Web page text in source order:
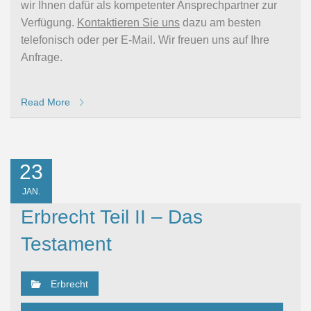
wir Ihnen dafür als kompetenter Ansprechpartner zur
Verfügung. Kontaktieren Sie uns dazu am besten
telefonisch oder per E-Mail. Wir freuen uns auf Ihre
Anfrage.
Read More
23
JAN.
Erbrecht Teil II – Das
Testament
Erbrecht